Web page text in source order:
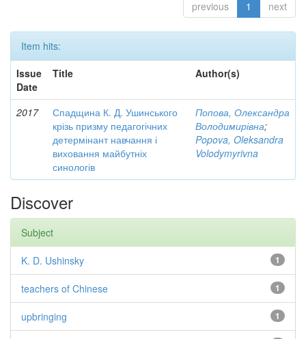
previous 1 next
Item hits:
Issue
Date
Title Author(s)
2017
Спадщина К. Д. Ушинського
крізь призму педагогічних
детермінант навчання і
виховання майбутніх
синологів
Попова, Олександра
Володимирівна;
Popova, Oleksandra
Volodymyrivna
Discover
Subject
1
K. D. Ushinsky
1
teachers of Chinese
1
upbringing